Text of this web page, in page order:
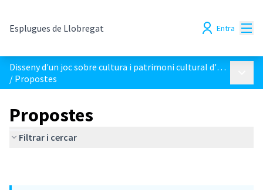
Esplugues de Llobregat Entra
Disseny d'un joc sobre cultura i patrimoni cultural d'Esplugues
/ Propostes
Propostes
Filtrar i cercar